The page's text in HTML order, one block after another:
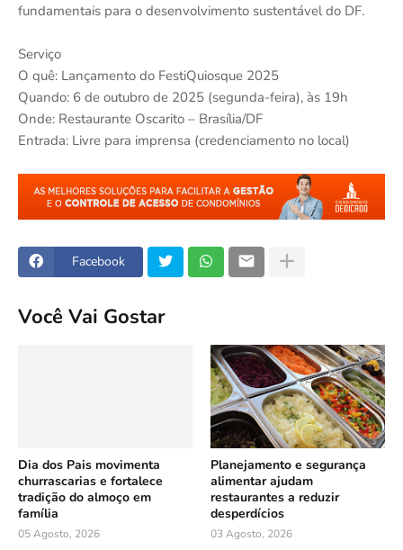
fundamentais para o desenvolvimento sustentável do DF.
Serviço
O quê: Lançamento do FestiQuiosque 2025
Quando: 6 de outubro de 2025 (segunda-feira), às 19h
Onde: Restaurante Oscarito – Brasília/DF
Entrada: Livre para imprensa (credenciamento no local)
Facebook
Você Vai Gostar
Dia dos Pais movimenta
churrascarias e fortalece
tradição do almoço em
família
05 Agosto, 2026
Planejamento e segurança
alimentar ajudam
restaurantes a reduzir
desperdícios
03 Agosto, 2026